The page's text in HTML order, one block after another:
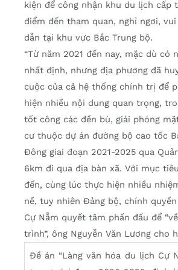
kiện để công nhận khu du lịch cấp
điểm đến tham quan, nghỉ ngơi,
dẫn tại khu vực Bắc Trung bộ.
“Từ năm 2021 đến nay, mặc dù có
nhất định, nhưng địa phương đã
cuộc của cả hệ thống chính trị để
hiện nhiều nội dung quan trọng,
tốt công các đền bù, giải phóng
cư thuộc dự án đường bộ cao tốc
Đông giai đoạn 2021-2025 qua
6km đi qua địa bàn xã. Với mục
đến, cùng lúc thực hiện nhiều
nề, tuy nhiên Đảng bộ, chính
Cự Nẫm quyết tâm phấn đấu để
trình”, ông Nguyễn Văn Lương cho
Đề án “Làng văn hóa du lịch Cự